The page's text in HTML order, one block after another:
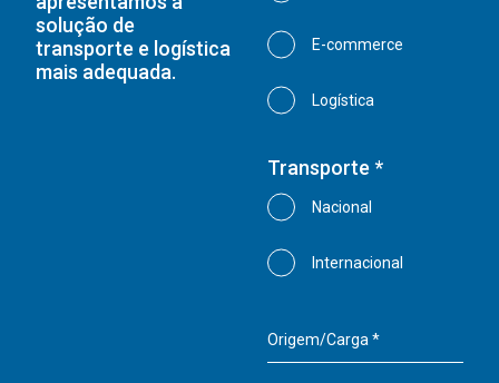
solução de
transporte e logística
mais adequada.
E-commerce
Logística
Transporte *
Nacional
Internacional